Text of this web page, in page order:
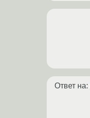
Ответ на: